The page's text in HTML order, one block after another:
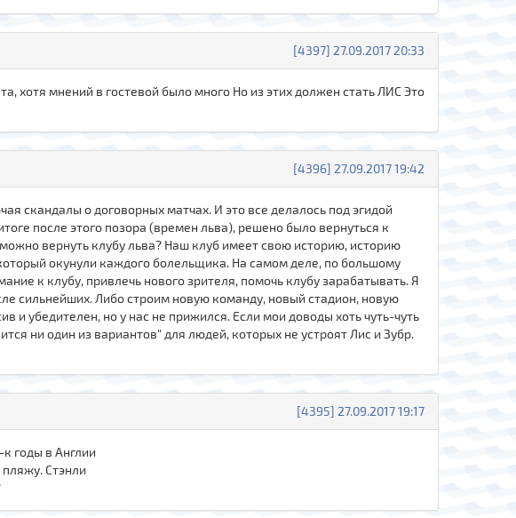
[4397] 27.09.2017 20:33
хотя мнений в гостевой было много Но из этих должен стать ЛИС Это
[4396] 27.09.2017 19:42
скандалы о договорных матчах. И это все делалось под эгидой
после этого позора (времен льва), решено было вернуться к
вернуть клубу льва? Наш клуб имеет свою историю, историю
окунули каждого болельщика. На самом деле, по большому
к клубу, привлечь нового зрителя, помочь клубу зарабатывать. Я
сильнейших. Либо строим новую команду, новый стадион, новую
и убедителен, но у нас не прижился. Если мои доводы хоть чуть-чуть
ни один из вариантов" для людей, которых не устроят Лис и Зубр.
[4395] 27.09.2017 19:17
годы в Англии
Стэнли